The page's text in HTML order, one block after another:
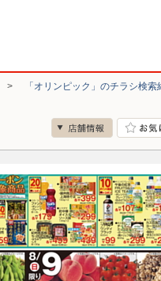
> 「オリンピック」のチラシ検索